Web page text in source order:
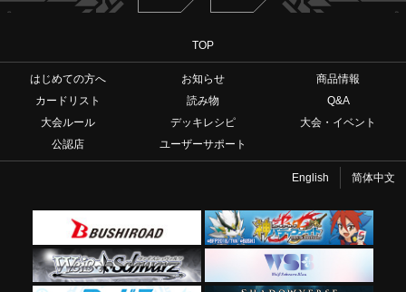
TOP
はじめての方へ お知らせ
商品情報
カードリスト
読み物
Q&A
大会ルール
デッキレシピ
大会・イベント
公認店
ユーザーサポート
English 简体中文